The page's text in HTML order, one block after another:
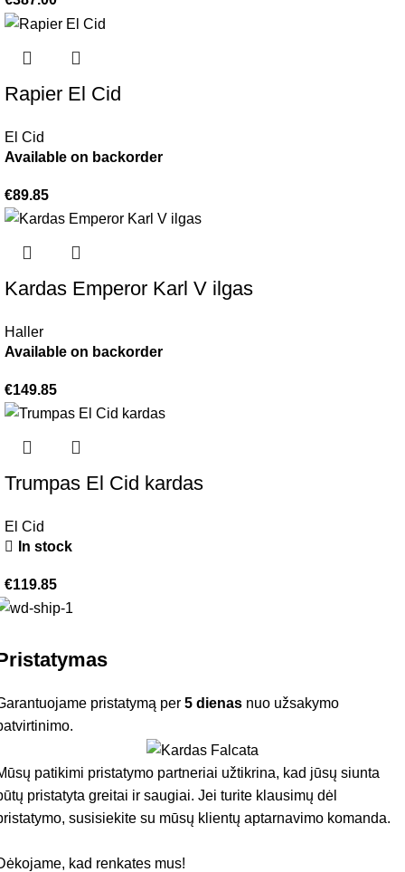
Rapier El Cid
El Cid
Available on backorder
€89.85
Kardas Emperor Karl V ilgas
Haller
Available on backorder
€149.85
Trumpas El Cid kardas
El Cid
In stock
€119.85
pristatymą per5 dienas nuo užsakymo
patikimi pristatymo partneriai užtikrina, kad jūsų siunta
pristatyta greitai ir saugiai. Jei turite klausimų dėl
susisiekite su mūsų klientų aptarnavimo komanda.
kad renkates mus!